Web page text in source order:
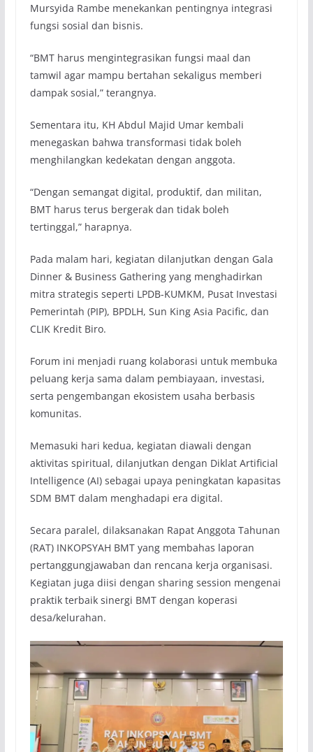
Mursyida Rambe menekankan pentingnya integrasi
fungsi sosial dan bisnis.
“BMT harus mengintegrasikan fungsi maal dan
tamwil agar mampu bertahan sekaligus memberi
dampak sosial,” terangnya.
Sementara itu, KH Abdul Majid Umar kembali
menegaskan bahwa transformasi tidak boleh
menghilangkan kedekatan dengan anggota.
“Dengan semangat digital, produktif, dan militan,
BMT harus terus bergerak dan tidak boleh
tertinggal,” harapnya.
Pada malam hari, kegiatan dilanjutkan dengan Gala
Dinner & Business Gathering yang menghadirkan
mitra strategis seperti LPDB-KUMKM, Pusat Investasi
Pemerintah (PIP), BPDLH, Sun King Asia Pacific, dan
CLIK Kredit Biro.
Forum ini menjadi ruang kolaborasi untuk membuka
peluang kerja sama dalam pembiayaan, investasi,
serta pengembangan ekosistem usaha berbasis
komunitas.
Memasuki hari kedua, kegiatan diawali dengan
aktivitas spiritual, dilanjutkan dengan Diklat Artificial
Intelligence (AI) sebagai upaya peningkatan kapasitas
SDM BMT dalam menghadapi era digital.
Secara paralel, dilaksanakan Rapat Anggota Tahunan
(RAT) INKOPSYAH BMT yang membahas laporan
pertanggungjawaban dan rencana kerja organisasi.
Kegiatan juga diisi dengan sharing session mengenai
praktik terbaik sinergi BMT dengan koperasi
desa/kelurahan.